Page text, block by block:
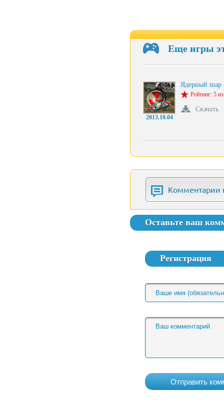
Еще игры
2013.10.04
Ядерный шар
Рейтинг: 5
Скачать
Комментарии
Оставьте ваш
Регистрация